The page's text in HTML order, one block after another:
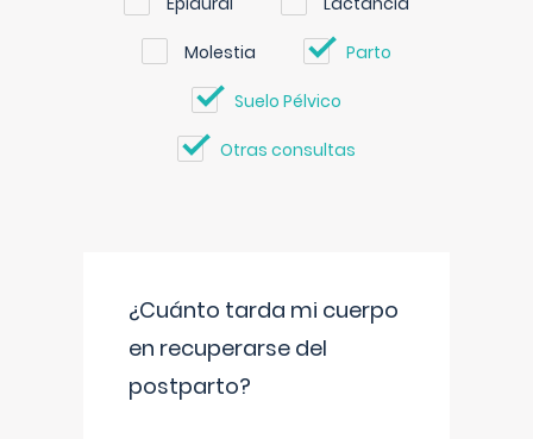
Molestia Parto
Suelo Pélvico
Otras consultas
¿Cuánto tarda mi cuerpo
en recuperarse del
postparto?